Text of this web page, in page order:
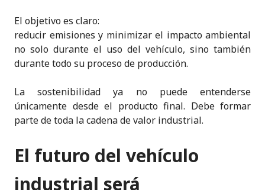
El objetivo es claro:
reducir emisiones y minimizar el impacto ambiental
no solo durante el uso del vehículo, sino también
durante todo su proceso de producción.
La sostenibilidad ya no puede entenderse
únicamente desde el producto final. Debe formar
parte de toda la cadena de valor industrial.
El futuro del vehículo
industrial será